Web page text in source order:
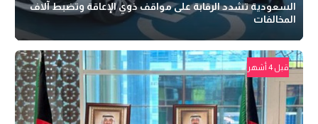
السعودية تشدد الرقابة على مواقف ذوي الإعاقة وتضبط آلاف
المخالفات
قبل 4 أشهر